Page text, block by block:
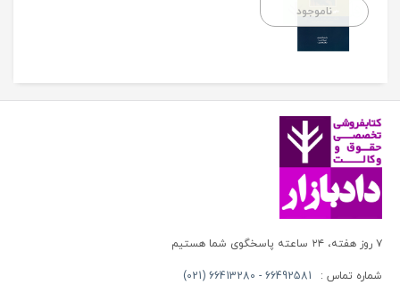
ناموجود
۷ روز هفته، ۲۴ ساعته پاسخگوی شما هستیم
شماره تماس : 66492581 - 66413280 (021)